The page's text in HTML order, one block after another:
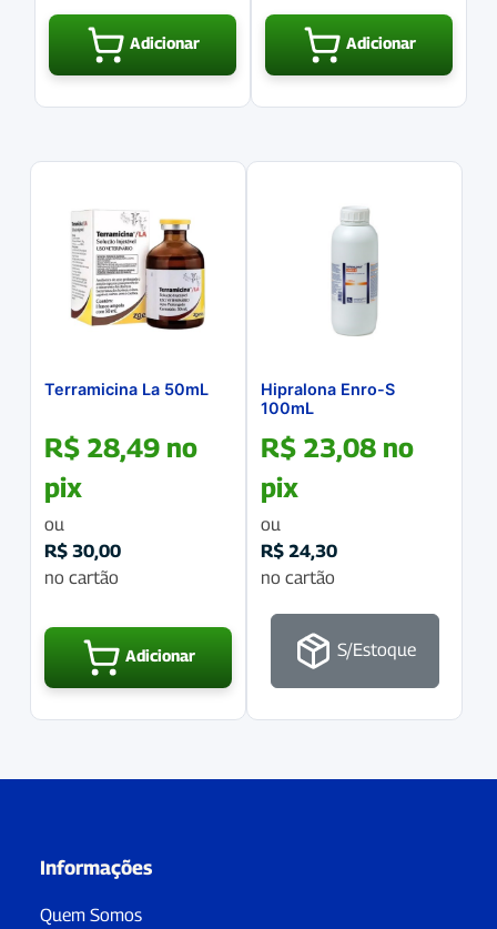
Adicionar Adicionar
Terramicina La 50mL
R$ 28,49 no
pix
ou
R$ 30,00
no cartão
Adicionar
Hipralona Enro-S
100mL
R$ 23,08 no
pix
ou
R$ 24,30
no cartão
S/Estoque
Informações
Quem Somos